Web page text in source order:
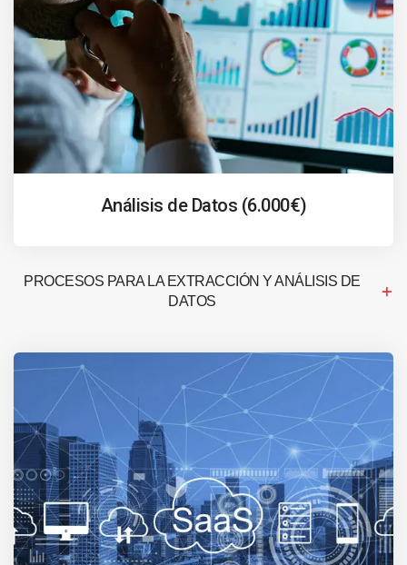
Análisis de Datos (6.000€)
PROCESOS PARA LA EXTRACCIÓN Y ANÁLISIS DE
DATOS